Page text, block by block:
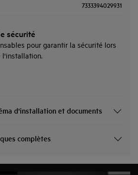
7333394029931
sécurité
pour garantir la sécurité lors
d'installation et documents
complètes